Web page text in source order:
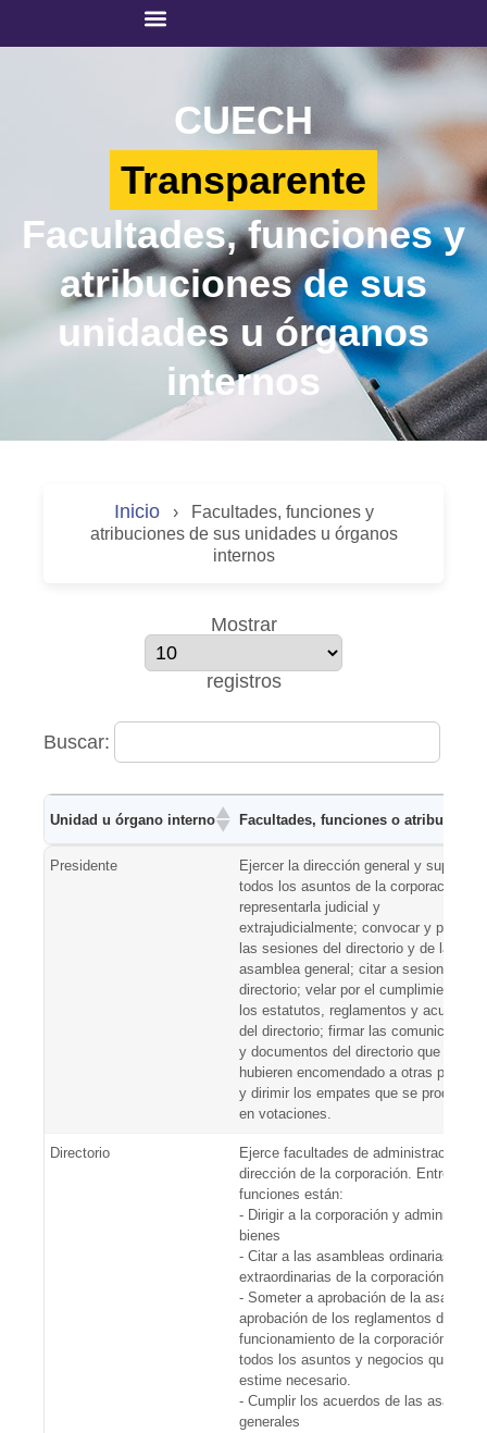
CUECH
Transparente
Facultades, funciones y
atribuciones de sus
unidades u órganos
internos
Inicio ›
Facultades, funciones y
atribuciones de sus unidades u órganos
internos
Mostrar
registros
Buscar:
Unidad u órgano interno Facultades, funciones o atribuciones
Unidad u órgano interno Facultades, funciones o atribuciones
Presidente
Ejercer la dirección general y superior
todos los asuntos de la corporación,
representarla judicial y
extrajudicialmente; convocar y presidir
las sesiones del directorio y de la
asamblea general; citar a sesiones del
directorio; velar por el cumplimiento de
los estatutos, reglamentos y acuerdos
del directorio; firmar las
y documentos del directorio que no se
hubieren encomendado a otras
y dirimir los empates que se produzcan
en votaciones.
Directorio
Ejerce facultades de administración y
dirección de la corporación. Entre sus
funciones están:
- Dirigir a la corporación y administrar
bienes
- Citar a las asambleas ordinarias y
extraordinarias de la corporación
- Someter a aprobación de la
aprobación de los reglamentos de
funcionamiento de la corporación, y
todos los asuntos y negocios que así
estime necesario.
- Cumplir los acuerdos de las
generales